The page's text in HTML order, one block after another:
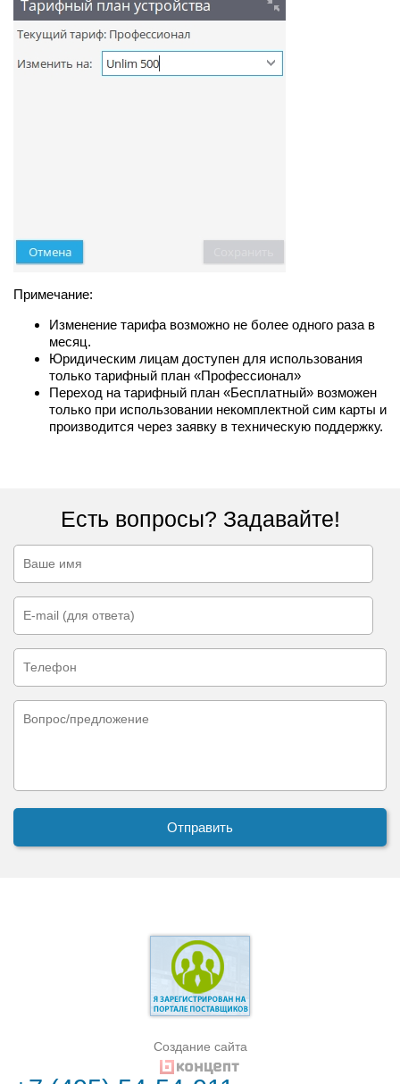
Примечание:
Изменение тарифа возможно не более одного раза в
месяц.
Юридическим лицам доступен для использования
только тарифный план «Профессионал»
Переход на тарифный план «Бесплатный» возможен
только при использовании некомплектной сим карты и
производится через заявку в техническую поддержку.
Есть вопросы? Задавайте!
Создание сайта